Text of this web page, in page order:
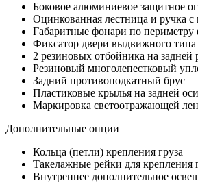
Боковое алюминиевое защитное
Оцинкованная лестница и ручка
Габаритные фонари по периметру
Фиксатор двери выдвижного типа
2 резиновых отбойника на задней
Резиновый многолепестковый
Задний противоподкатный брус
Пластиковые крылья на задней оси
Маркировка светоотражающей
Дополнительные опции
Кольца (петли) крепления груза
Такелажные рейки для крепления
Внутреннее дополнительное